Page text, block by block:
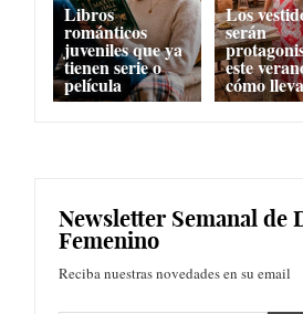
Libros
románticos
juveniles que ya
tienen serie o
película
Los
serán
este
cómo
Newsletter Semanal de
Femenino
Reciba nuestras novedades en su email